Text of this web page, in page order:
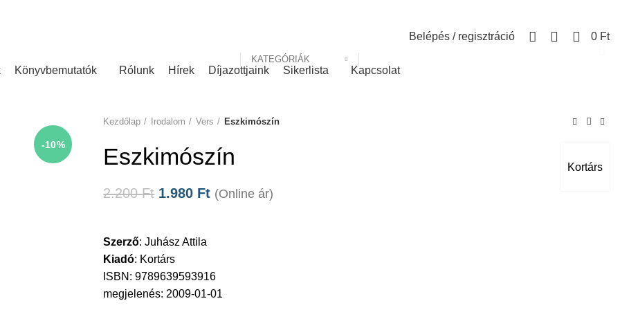
KATEGÓRIÁK
Belépés / regisztráció 0 Ft
Könyvbemutatók Rólunk Hírek Díjazottjaink Sikerlista Kapcsolat
-10%
Kezdőlap
Irodalom Vers Eszkimószín
Kortárs
Eszkimószín
2.200Ft 1.980 Ft (Online ár)
Szerző:Juhász Attila
Kiadó: Kortárs
ISBN: 9789639593916
megjelenés: 2009-01-01